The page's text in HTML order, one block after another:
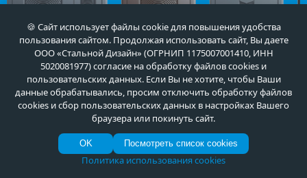
Арт-ММ1507
55 000руб.
Арт-ММ1534
35 000руб.
Арт-ММ1279
35 000
🍪 Сайт использует файлы cookie для повышения удобства
пользования сайтом. Продолжая использовать сайт, Вы даете
ООО «Стальной Дизайн» (ОГРНИП 1175007001410, ИНН
5020081977) согласие на обработку файлов cookies и
пользовательских данных. Если Вы не хотите, чтобы Ваши
данные обрабатывались, просим отключить обработку файлов
cookies и сбор пользовательских данных в настройках Вашего
браузера или покинуть сайт.
OK Посмотреть список cookies
Политика использования cookies